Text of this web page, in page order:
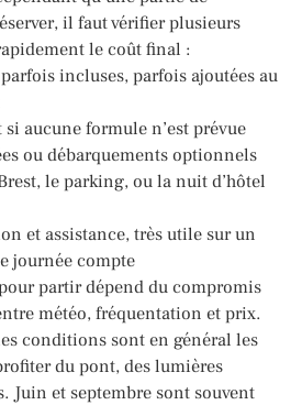
il faut vérifier plusieurs
le coût final :
incluses, parfois ajoutées au
aucune formule n’est prévue
ou débarquements optionnels
le parking, ou la nuit d’hôtel
et assistance, très utile sur un
journée compte
partir dépend du compromis
météo, fréquentation et prix.
conditions sont en général les
du pont, des lumières
Juin et septembre sont souvent